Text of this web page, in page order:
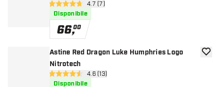
apri pannello recensioni
4.7 stelle di valutazione
4.7 (7)
Disponibile
66,00
Astine Red Dragon Luke Humphries Logo
Nitrotech
apri pannello recensioni
4.6 stelle di valutazione
4.6 (13)
Disponibile